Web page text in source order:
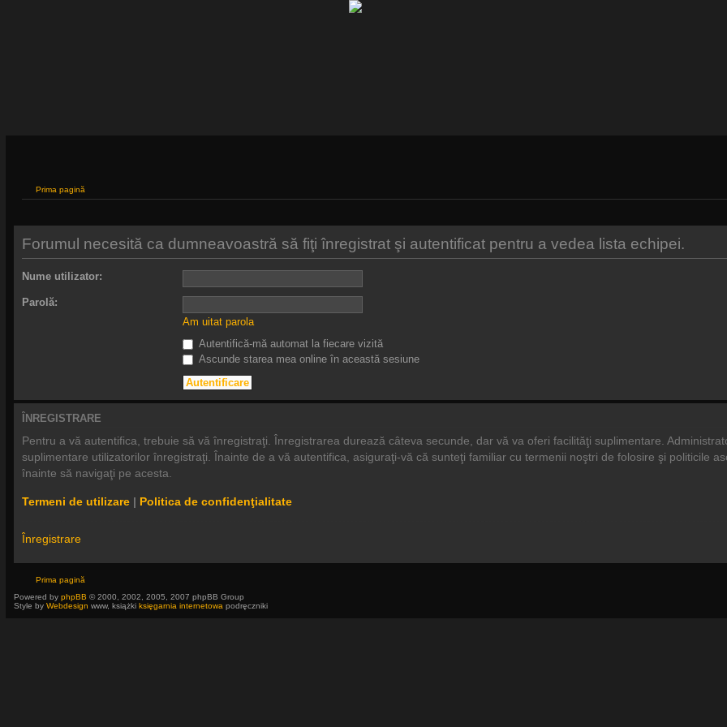
Prima pagină
Forumul necesită ca dumneavoastră să fiţi înregistrat şi autentificat pentru a vedea lista echipei.
Nume utilizator:
Parolă:
Am uitat parola
Autentifică-mă automat la fiecare vizită
Ascunde starea mea online în această sesiune
ÎNREGISTRARE
Pentru a vă autentifica, trebuie să vă înregistraţi. Înregistrarea durează câteva secunde, dar vă va oferi facilităţi suplimentare.
suplimentare utilizatorilor înregistraţi. Înainte de a vă autentifica, asiguraţi-vă că sunteţi familiar cu termenii noştri de folosire şi politicile
înainte să navigaţi pe acesta.
Termeni de utilizare| Politica de confidenţialitate
Înregistrare
Prima pagină
Powered by phpBB © 2000, 2002, 2005, 2007 phpBB Group
Style by Webdesign www, książki księgarnia internetowa podręczniki